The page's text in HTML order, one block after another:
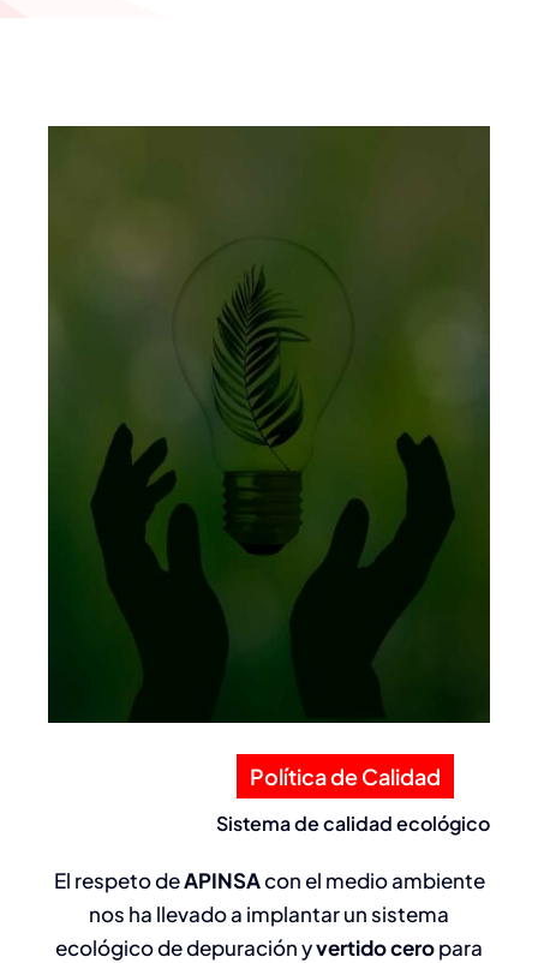
Política de Calidad
Sistema de calidad ecológico
El respeto deAPINSAcon el medio ambiente
nos ha llevado a implantar un sistema
ecológico de depuración yvertido ceropara